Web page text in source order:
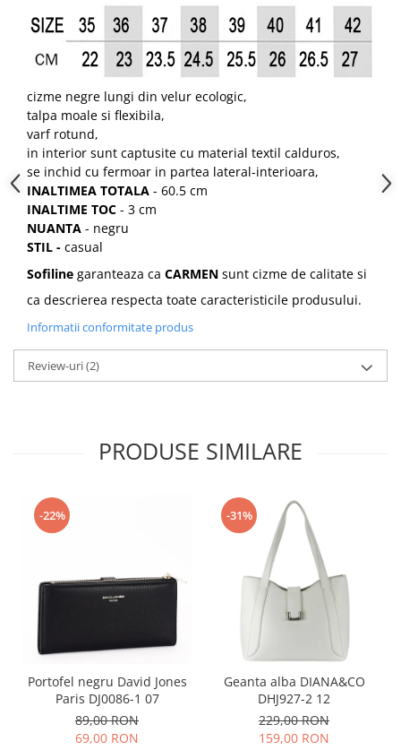
cizme negre lungi din velur ecologic,
talpa moale si flexibila,
varf rotund,
in interior sunt captusite cu material textil calduros,
se inchid cu fermoar in partea lateral-interioara,
INALTIMEA TOTALA - 60.5 cm
INALTIME TOC - 3 cm
NUANTA - negru
STIL - casual
Sofiline garanteaza ca CARMEN sunt cizme de calitate si
ca descrierea respecta toate caracteristicile produsului.
Informatii conformitate produs
Review-uri(2)
PRODUSE SIMILARE
-22%
Portofel negru David Jones
Paris DJ0086-1 07
89,00 RON
69,00 RON
-31%
Geanta alba DIANA&CO
DHJ927-2 12
229,00 RON
159,00 RON